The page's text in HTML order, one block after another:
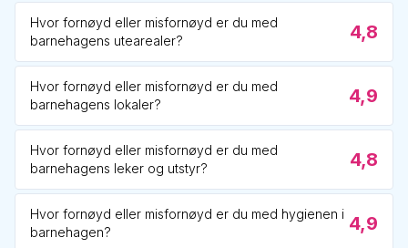
Hvor fornøyd eller misfornøyd er du med
barnehagens utearealer?
4,8
Hvor fornøyd eller misfornøyd er du med
barnehagens lokaler?
4,9
Hvor fornøyd eller misfornøyd er du med
barnehagens leker og utstyr?
4,8
Hvor fornøyd eller misfornøyd er du med hygienen i
barnehagen?
4,9